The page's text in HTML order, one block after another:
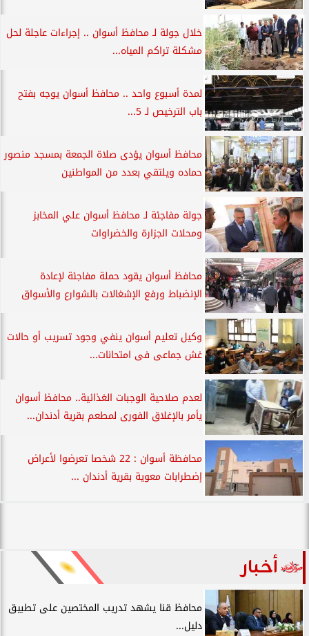
خلال جولة لـ محافظ أسوان .. إجراءات عاجلة لحل
مشكلة تراكم المياه...
لمدة أسبوع واحد .. محافظ أسوان يوجه بفتح
باب الترخيص لـ 5...
محافظ أسوان يؤدى صلاة الجمعة بمسجد منصور
حماده ويلتقي بعدد من المواطنين
جولة مفاجئة لـ محافظ أسوان علي المخابز
ومحلات الجزارة والخضراوات
محافظ أسوان يقود حملة مفاجئة لإعادة
الإنضباط ورفع الإشغالات بالشوارع والأسواق
وكيل تعليم أسوان ينفي وجود تسريب أو حالات
غش جماعى فى امتحانات...
لعدم صلاحية الوجبات الغذائية.. محافظ أسوان
يأمر بالإغلاق الفورى لمطعم بقرية أدندان...
محافظة أسوان : 22 شخصا تعرضوا لأعراض
إضطرابات معوية بقرية أدندان ...
أخبار
محافظ قنا يشهد تدريب المختصين على تطبيق
دليل...